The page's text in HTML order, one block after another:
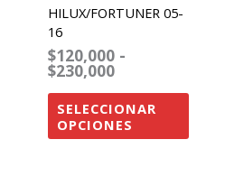
HILUX/FORTUNER 05-
16
$120,000 -
$230,000
SELECCIONAR
OPCIONES
de